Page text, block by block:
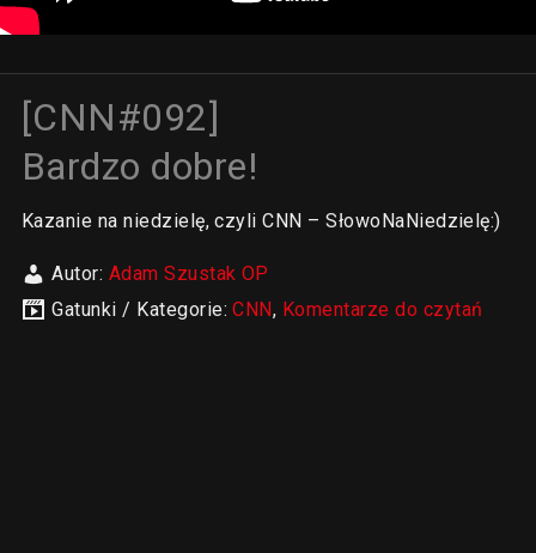
[CNN#092]
Bardzo dobre!
Kazanie na niedzielę, czyli CNN – SłowoNaNiedzielę:)
Autor: Adam Szustak OP
Gatunki / Kategorie:CNN, Komentarze do czytań